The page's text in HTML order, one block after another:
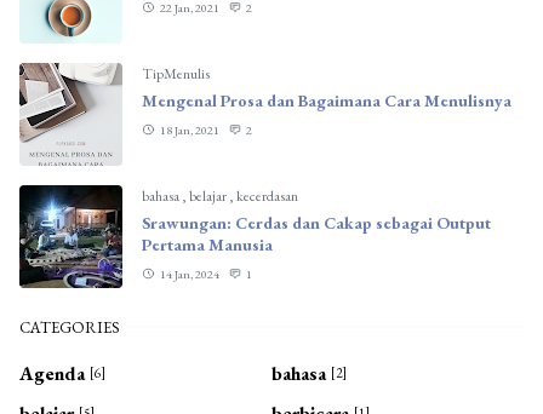
22 Jan, 2021 2
TipMenulis
Mengenal Prosa dan Bagaimana Cara Menulisnya
18 Jan, 2021 2
bahasa,belajar,kecerdasan
Srawungan: Cerdas dan Cakap sebagai Output
Pertama Manusia
14 Jan, 2024 1
CATEGORIES
Agenda [6] bahasa [2]